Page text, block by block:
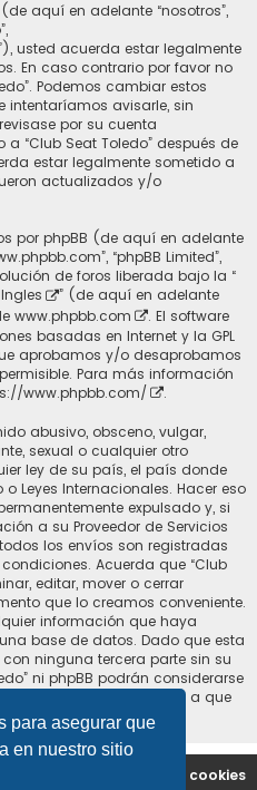
para asegurar que
en nuestro sitio
aquí en adelante “nosotros”,
usted acuerda estar legalmente
En caso contrario por favor no
Podemos cambiar estos
intentaríamos avisarle, sin
por su cuenta
“Club Seat Toledo” después de
estar legalmente sometido a
actualizados y/o
por phpBB (de aquí en adelante
“phpBB Limited”,
de foros liberada bajo la “
” (de aquí en adelante
www.phpbb.com
. El software
basadas en Internet y la GPL
aprobamos y/o desaprobamos
Para más información
www.phpbb.com/ .
abusivo, obsceno, vulgar,
sexual o cualquier otro
ley de su país, el país donde
Leyes Internacionales. Hacer eso
expulsado y, si
a su Proveedor de Servicios
los envíos son registradas
Acuerda que “Club
editar, mover o cerrar
que lo creamos conveniente.
información que haya
base de datos. Dado que esta
ninguna tercera parte sin su
ni phpBB podrán considerarse
de hacking que conlleve a que
Borrar cookies